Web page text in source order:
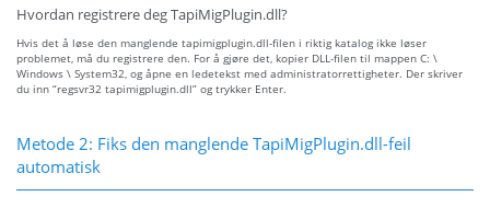
Hvordan registrere deg TapiMigPlugin.dll?
Hvis det å løse den manglende tapimigplugin.dll-filen i riktig katalog ikke løser
problemet, må du registrere den. For å gjøre det, kopier DLL-filen til mappen C: \
Windows \ System32, og åpne en ledetekst med administratorrettigheter. Der skriver
du inn “regsvr32 tapimigplugin.dll” og trykker Enter.
Metode 2: Fiks den manglende TapiMigPlugin.dll-feil
automatisk